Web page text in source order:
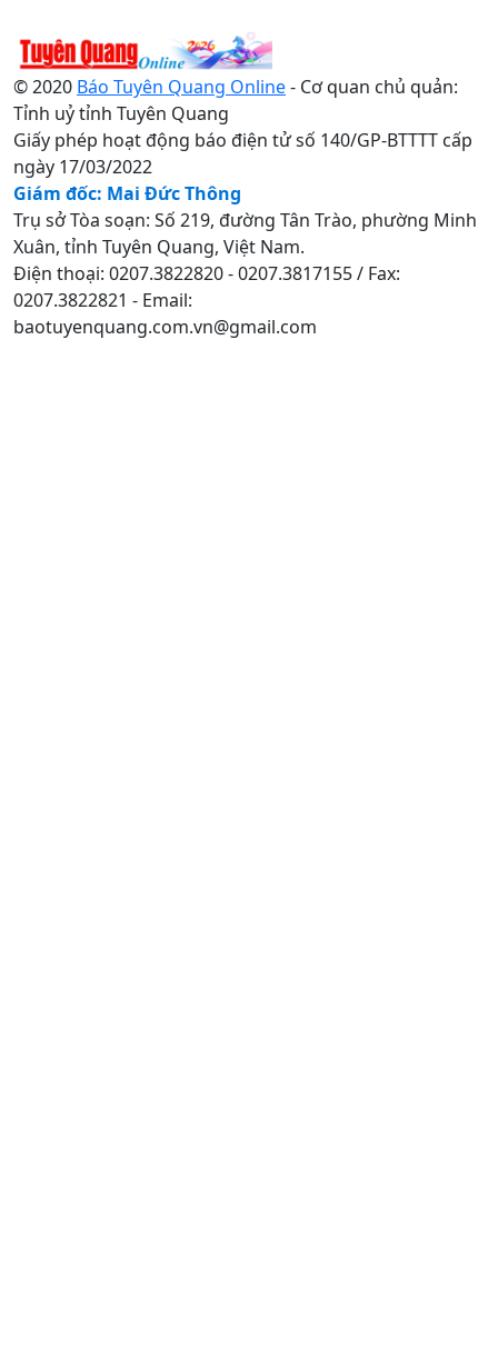
© 2020 Báo Tuyên Quang Online- Cơ quan chủ quản:
Tỉnh uỷ tỉnh Tuyên Quang
Giấy phép hoạt động báo điện tử số 140/GP-BTTTT cấp
ngày 17/03/2022
Giám đốc: Mai Đức Thông
Trụ sở Tòa soạn: Số 219, đường Tân Trào, phường Minh
Xuân, tỉnh Tuyên Quang, Việt Nam.
Điện thoại: 0207.3822820 - 0207.3817155 / Fax:
0207.3822821 - Email:
baotuyenquang.com.vn@gmail.com